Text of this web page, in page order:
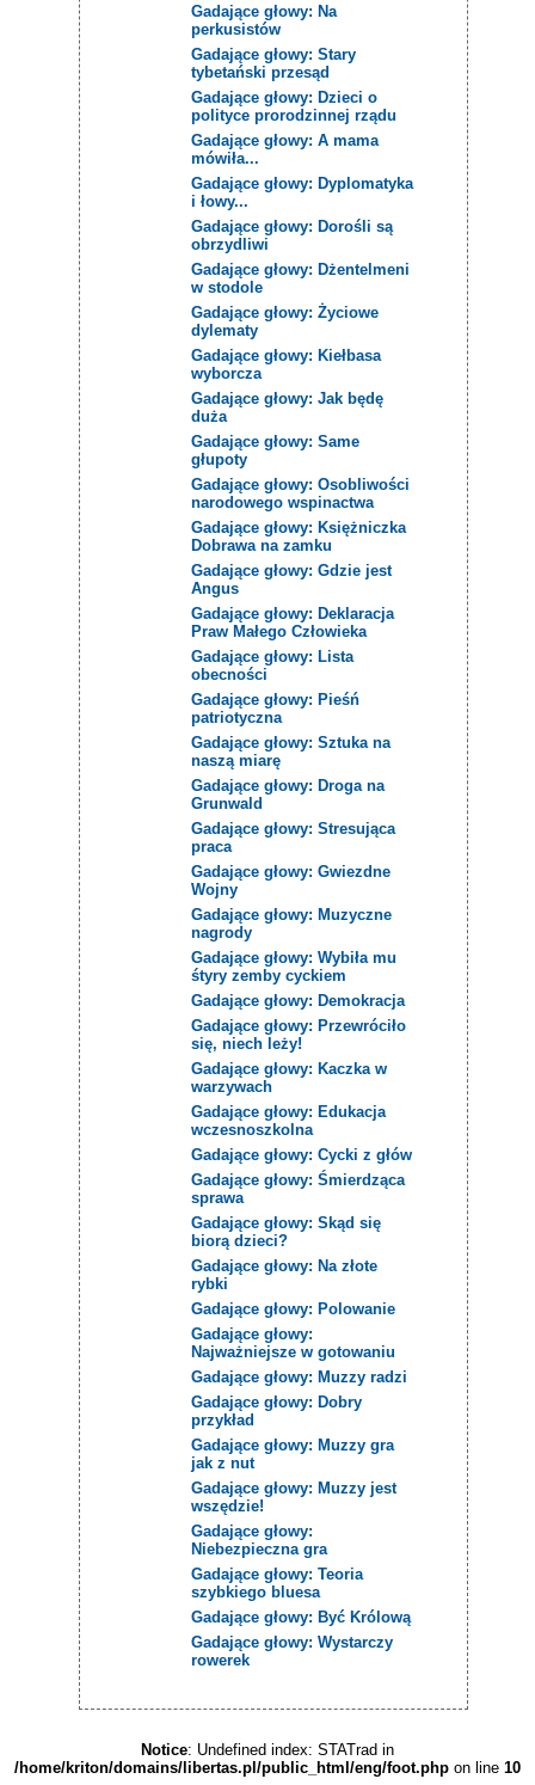
Gadające głowy: Na
perkusistów
Gadające głowy: Stary
tybetański przesąd
Gadające głowy: Dzieci o
polityce prorodzinnej rządu
Gadające głowy: A mama
mówiła...
Gadające głowy: Dyplomatyka
i łowy...
Gadające głowy: Dorośli są
obrzydliwi
Gadające głowy: Dżentelmeni
w stodole
Gadające głowy: Życiowe
dylematy
Gadające głowy: Kiełbasa
wyborcza
Gadające głowy: Jak będę
duża
Gadające głowy: Same
głupoty
Gadające głowy: Osobliwości
narodowego wspinactwa
Gadające głowy: Księżniczka
Dobrawa na zamku
Gadające głowy: Gdzie jest
Angus
Gadające głowy: Deklaracja
Praw Małego Człowieka
Gadające głowy: Lista
obecności
Gadające głowy: Pieśń
patriotyczna
Gadające głowy: Sztuka na
naszą miarę
Gadające głowy: Droga na
Grunwald
Gadające głowy: Stresująca
praca
Gadające głowy: Gwiezdne
Wojny
Gadające głowy: Muzyczne
nagrody
Gadające głowy: Wybiła mu
śtyry zemby cyckiem
Gadające głowy: Demokracja
Gadające głowy: Przewróciło
się, niech leży!
Gadające głowy: Kaczka w
warzywach
Gadające głowy: Edukacja
wczesnoszkolna
Gadające głowy: Cycki z głów
Gadające głowy: Śmierdząca
sprawa
Gadające głowy: Skąd się
biorą dzieci?
Gadające głowy: Na złote
rybki
Gadające głowy: Polowanie
Gadające głowy:
Najważniejsze w gotowaniu
Gadające głowy: Muzzy radzi
Gadające głowy: Dobry
przykład
Gadające głowy: Muzzy gra
jak z nut
Gadające głowy: Muzzy jest
wszędzie!
Gadające głowy:
Niebezpieczna gra
Gadające głowy: Teoria
szybkiego bluesa
Gadające głowy: Być Królową
Gadające głowy: Wystarczy
rowerek
Notice: Undefined index: STATrad in
/home/kriton/domains/libertas.pl/public_html/eng/foot.php on line 10